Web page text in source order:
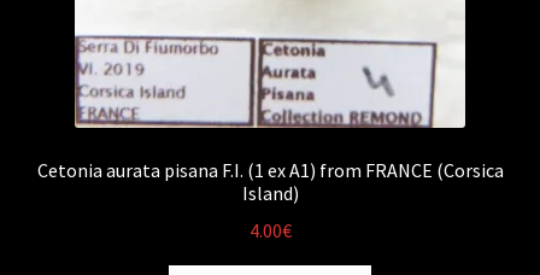
Cetonia aurata pisana F.I. (1 ex A1) from FRANCE (Corsica
Island)
4.00€